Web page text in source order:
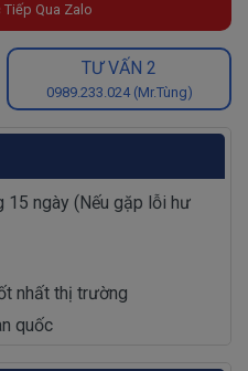
Qua Zalo
TƯ VẤN 2
0989.233.024 (Mr.Tùng)
15 ngày (Nếu gặp lỗi hư
nhất thị trường
quốc